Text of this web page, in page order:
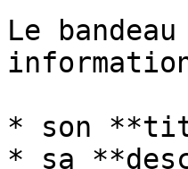
Le
* son
* sa